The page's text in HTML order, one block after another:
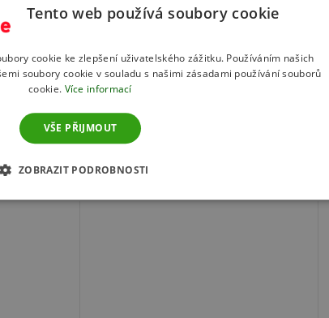
Tento web používá soubory cookie
cookie ke zlepšení uživatelského zážitku. Používáním našich
soubory cookie v souladu s našimi zásadami používání souborů
cookie. Více informací
VŠE PŘIJMOUT
ZOBRAZIT PODROBNOSTI